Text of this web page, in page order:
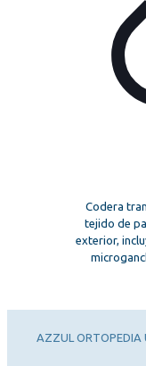
Codera
tejido de
exterior,
AZZUL ORTOPEDIA